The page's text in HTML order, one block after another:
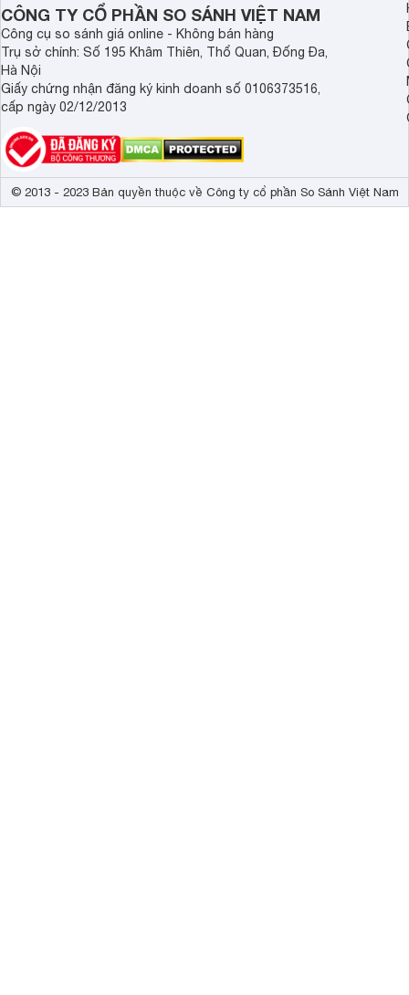
CÔNG TY CỔ PHẦN SO SÁNH VIỆT NAM
Công cụ so sánh giá online - Không bán hàng
Trụ sở chính: Số 195 Khâm Thiên, Thổ Quan, Đống Đa,
Hà Nội
Giấy chứng nhận đăng ký kinh doanh số 0106373516,
cấp ngày 02/12/2013
© 2013 - 2023 Bản quyền thuộc về Công ty cổ phần So Sánh Việt Nam